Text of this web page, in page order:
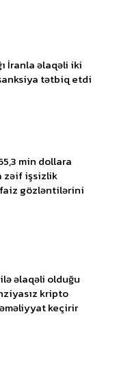
İranla əlaqəli iki
tətbiq etdi
min dollara
zəif işsizlik
faiz gözləntilərini
əlaqəli olduğu
kripto
keçirir